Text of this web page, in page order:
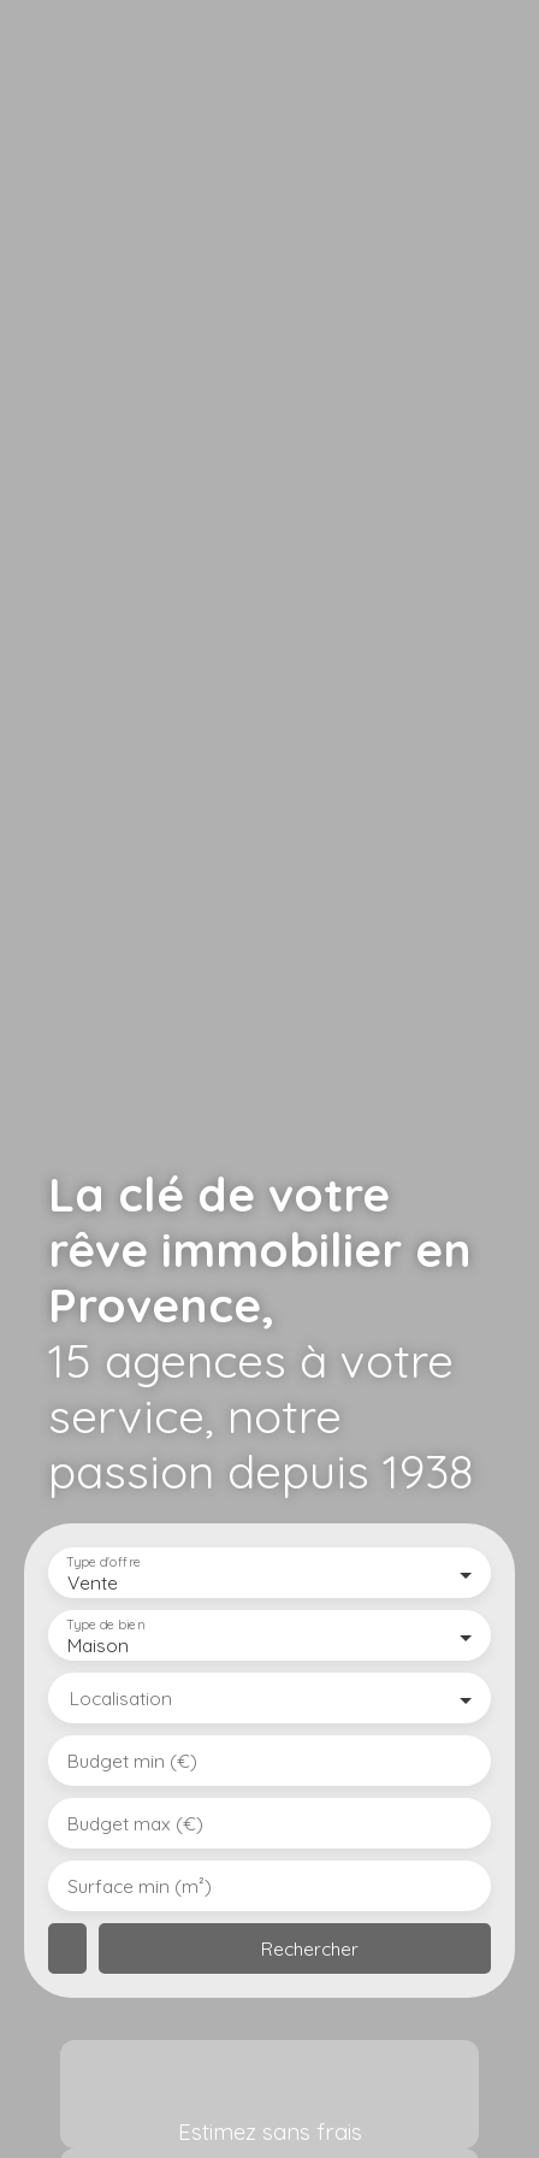
La clé de votre
rêve immobilier en
Provence,
15 agences à votre
service, notre
passion depuis 1938
Vente
Type d'offre
Maison
Type de bien
Localisation
Budget min (€)
Budget max (€)
Surface min (m²)
Rechercher
Estimez sans frais